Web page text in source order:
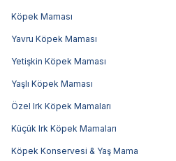
Köpek Maması
Yavru Köpek Maması
Yetişkin Köpek Maması
Yaşlı Köpek Maması
Özel Irk Köpek Mamaları
Küçük Irk Köpek Mamaları
Köpek Konservesi & Yaş Mama